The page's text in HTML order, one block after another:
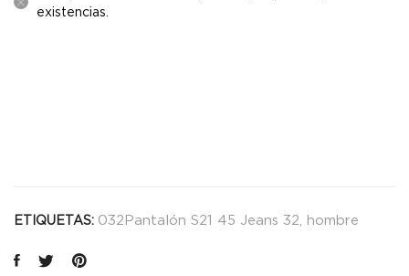
existencias.
ETIQUETAS: 032Pantalón S21 45 Jeans 32 hombre